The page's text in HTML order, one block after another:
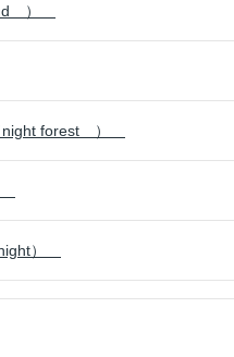
）
night forest ）
）